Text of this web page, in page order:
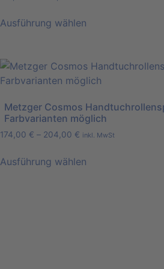
Ausführung wählen
Metzger Cosmos
Farbvarianten möglich
174,00 € – 204,00 € inkl. MwSt
Ausführung wählen